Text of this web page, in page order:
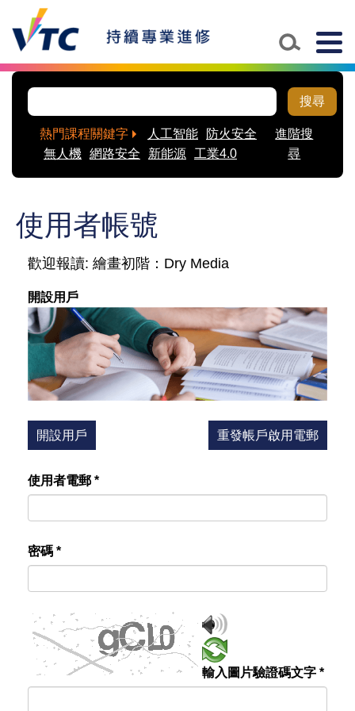
Skip to main content
搜尋
熱門課程關鍵字 人工智能
防火安全
無人機 網路安全 新能源 工業4.0
進階搜
尋
使用者帳號
歡迎報讀: 繪畫初階：Dry Media
開設用戶
開設用戶 重發帳戶啟用電郵
使用者電郵 *
密碼 *
輸入圖片驗證碼文字 *